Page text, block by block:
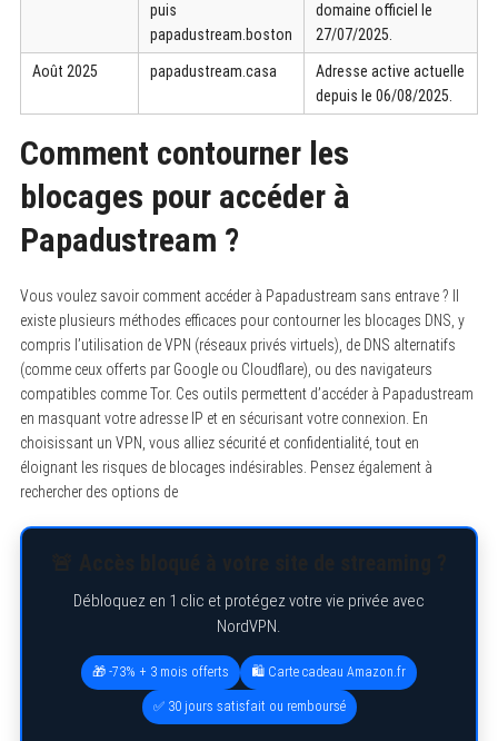
puis
papadustream.boston
domaine officiel le
27/07/2025.
Août 2025 papadustream.casa
Adresse active actuelle
depuis le 06/08/2025.
Comment contourner les
blocages pour accéder à
Papadustream ?
Vous voulez savoir comment accéder à Papadustream sans entrave ? Il
existe plusieurs méthodes efficaces pour contourner les blocages DNS, y
compris l’utilisation de VPN (réseaux privés virtuels), de DNS alternatifs
(comme ceux offerts par Google ou Cloudflare), ou des navigateurs
compatibles comme Tor. Ces outils permettent d’accéder à Papadustream
en masquant votre adresse IP et en sécurisant votre connexion. En
choisissant un VPN, vous alliez sécurité et confidentialité, tout en
éloignant les risques de blocages indésirables. Pensez également à
rechercher des options de
Débloquez en 1 clic et protégez votre vie privée avec
NordVPN.
🎁 -73% + 3 mois offerts 🛍️ Carte cadeau Amazon.fr
✅ 30 jours satisfait ou remboursé